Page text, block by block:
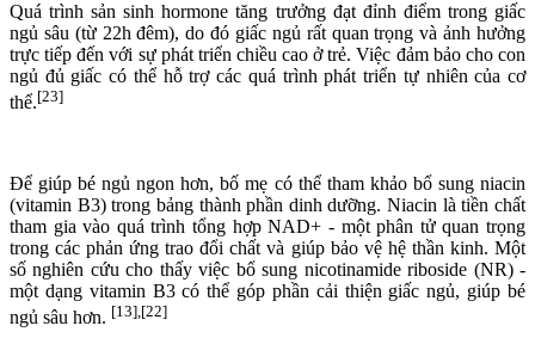
Quá trình sản sinh hormone tăng trưởng đạt đỉnh điểm trong giấc
ngủ sâu (từ 22h đêm), do đó giấc ngủ rất quan trọng và ảnh hưởng
trực tiếp đến với sự phát triển chiều cao ở trẻ. Việc đảm bảo cho con
ngủ đủ giấc có thể hỗ trợ các quá trình phát triển tự nhiên của cơ
thể.[23]
Để giúp bé ngủ ngon hơn, bố mẹ có thể tham khảo bổ sung niacin
(vitamin B3) trong bảng thành phần dinh dưỡng. Niacin là tiền chất
tham gia vào quá trình tổng hợp NAD+ - một phân tử quan trọng
trong các phản ứng trao đổi chất và giúp bảo vệ hệ thần kinh. Một
số nghiên cứu cho thấy việc bổ sung nicotinamide riboside (NR) -
một dạng vitamin B3 có thể góp phần cải thiện giấc ngủ, giúp bé
ngủ sâu hơn. [13],[22]